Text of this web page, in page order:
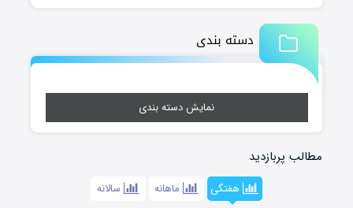
دسته بندی
نمایش دسته بندی
مطالب پربازدید
هفتگی ماهانه سالانه